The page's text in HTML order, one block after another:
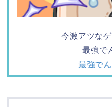
今激アツなゲ
最強で
最強で